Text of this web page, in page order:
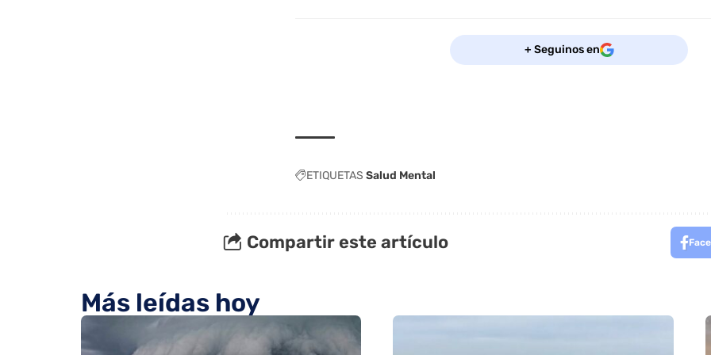
+ Seguinos en
ETIQUETAS Salud Mental
Compartir este artículo
Más leídas hoy